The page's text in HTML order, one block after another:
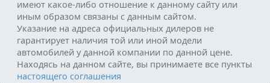
имеют какое-либо отношение к данному сайту или
иным образом связаны с данным сайтом.
Указание на адреса официальных дилеров не
гарантирует наличия той или иной модели
автомобилей у данной компании по данной цене.
Находясь на данном сайте, вы принимаете все пункты
настоящего соглашения